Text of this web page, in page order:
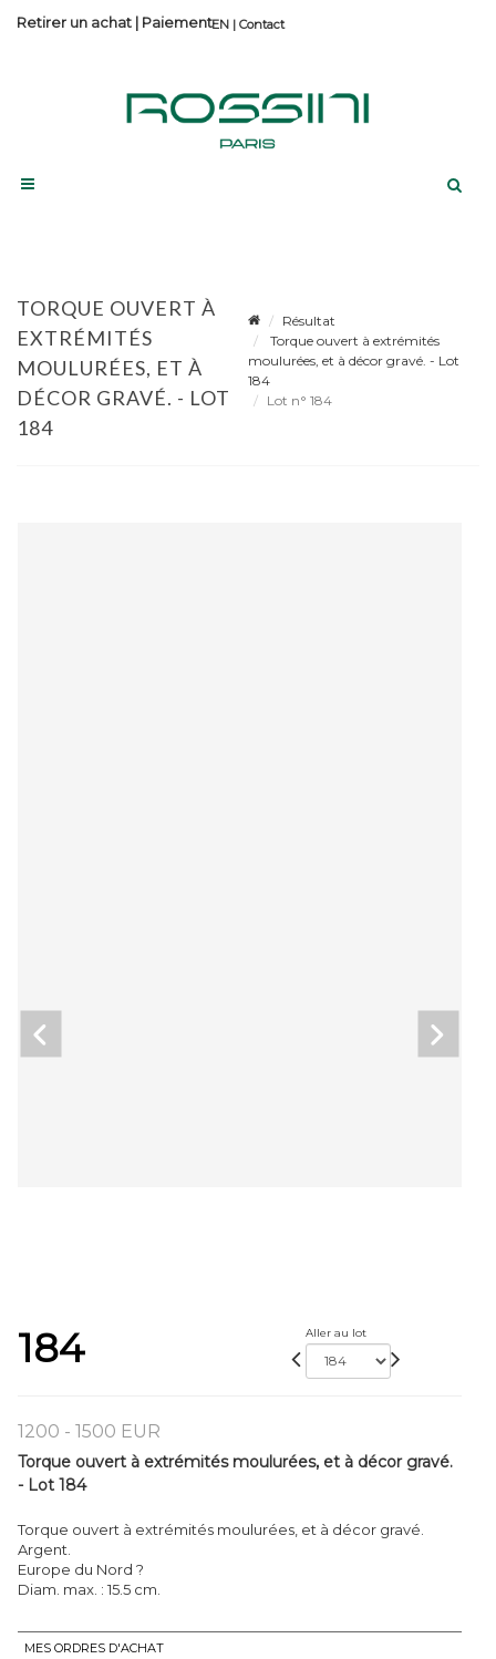
Contact
Retirer un achat | Paiement
TORQUE OUVERT À
EXTRÉMITÉS
MOULURÉES, ET À
DÉCOR GRAVÉ. - LOT
184
Résultat
Torque ouvert à extrémités
moulurées, et à décor gravé. - Lot
184
Lot n° 184
184 Aller au lot
1200 - 1500 EUR
Torque ouvert à extrémités moulurées, et à décor gravé.
- Lot 184
Torque ouvert à extrémités moulurées, et à décor gravé.
Argent.
Europe du Nord ?
Diam. max. : 15.5 cm.
MES ORDRES D'ACHAT